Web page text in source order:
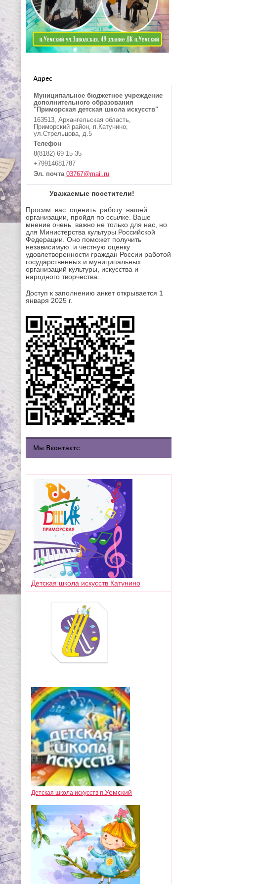
Адрес
Муниципальное бюджетное учреждение
дополнительного образования
"Приморская детская школа искусств"
163513, Архангельская область,
Приморский район, п.Катунино,
ул.Стрельцова, д.5
Телефон
8(8182) 69-15-35
+79914681787
Эл. почта 03767@mail.ru
Уважаемые посетители!
Просим вас оценить работу нашей
организации, пройдя по ссылке. Ваше
мнение очень важно не только для нас, но
для Министерства культуры Российской
Федерации. Оно поможет получить
независимую и честную оценку
удовлетворенности граждан России работой
государственных и муниципальных
организаций культуры, искусства и
народного творчества.
Доступ к заполнению анкет открывается 1
января 2025 г.
Мы Вконтакте
Детская школа искусств Катунино
Детская школа искусств п.Уемский